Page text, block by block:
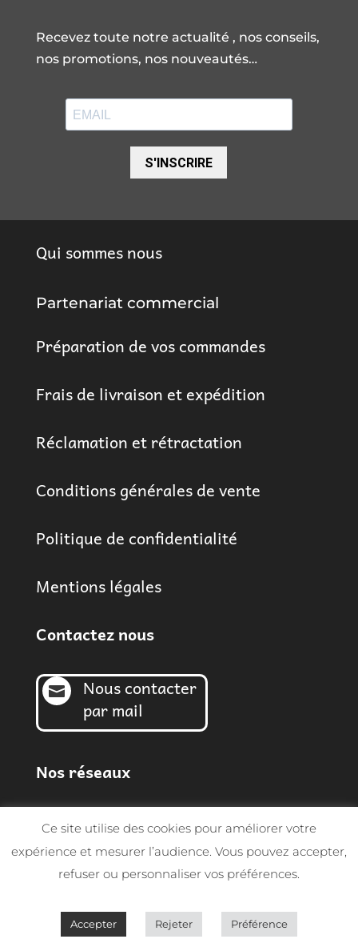
Recevez toute notre actualité , nos conseils,
nos promotions, nos nouveautés…
S'INSCRIRE
Qui sommes nous
Partenariat commercial
Préparation de vos commandes
Frais de livraison et expédition
Réclamation et rétractation
Conditions générales de vente
Politique de confidentialité
Mentions légales
Contactez nous

Nous contacter
par mail
Nos réseaux
Conception SynapTIC
Ce site utilise des cookies pour améliorer votre
expérience et mesurer l’audience. Vous pouvez accepter,
refuser ou personnaliser vos préférences.
Accepter Rejeter Préférence